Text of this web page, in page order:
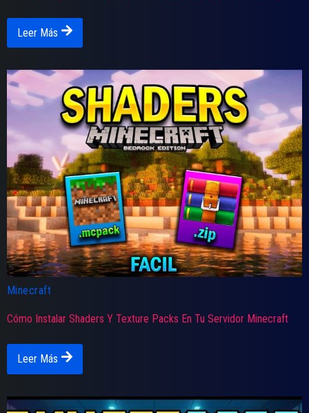
Leer Más
Minecraft
Cómo Instalar Shaders Y Texture Packs En Tu Servidor Minecraft
Leer Más